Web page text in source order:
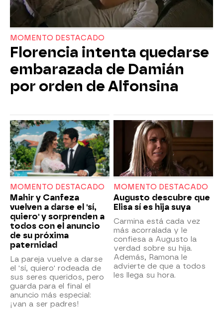
MOMENTO DESTACADO
Florencia intenta quedarse
embarazada de Damián
por orden de Alfonsina
MOMENTO DESTACADO
Mahir y Canfeza
vuelven a darse el 'sí,
quiero' y sorprenden a
todos con el anuncio
de su próxima
paternidad
La pareja vuelve a darse
el 'sí, quiero' rodeada de
sus seres queridos, pero
guarda para el final el
anuncio más especial:
¡van a ser padres!
MOMENTO DESTACADO
Augusto descubre que
Elisa sí es hija suya
Carmina está cada vez
más acorralada y le
confiesa a Augusto la
verdad sobre su hija.
Además, Ramona le
advierte de que a todos
les llega su hora.